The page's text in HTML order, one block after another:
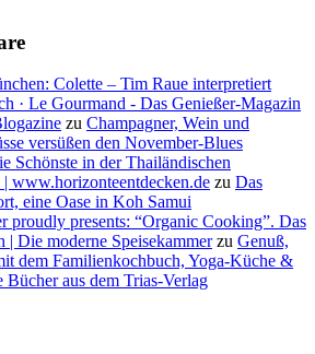
Colette – Tim Raue interpretiert
· Le Gourmand - Das Genießer-Magazin
zu Champagner, Wein und
versüßen den November-Blues
Schönste in der Thailändischen
| www.horizonteentdecken.de zu Das
eine Oase in Koh Samui
proudly presents: “Organic Cooking”. Das
| Die moderne Speisekammerzu Genuß,
dem Familienkochbuch, Yoga-Küche &
aus dem Trias-Verlag